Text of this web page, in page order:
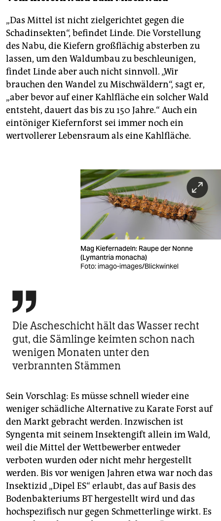
„Das Mittel ist nicht zielgerichtet gegen die
Schadinsekten“, befindet Linde. Die Vorstellung
des Nabu, die Kiefern großflächig absterben zu
lassen, um den Waldumbau zu beschleunigen,
findet Linde aber auch nicht sinnvoll. „Wir
brauchen den Wandel zu Mischwäldern“, sagt er,
„aber bevor auf einer Kahlfläche ein solcher Wald
entsteht, dauert das bis zu 150 Jahre.“ Auch ein
eintöniger Kiefernforst sei immer noch ein
wertvollerer Lebensraum als eine Kahlfläche.
Mag Kiefernadeln: Raupe der Nonne
(Lymantria monacha)
Foto: imago-images/Blickwinkel

Die Ascheschicht hält das Wasser recht
gut, die Sämlinge keimten schon nach
wenigen Monaten unter den
verbrannten Stämmen
Sein Vorschlag: Es müsse schnell wieder eine
weniger schädliche Alternative zu Karate Forst auf
den Markt gebracht werden. Inzwischen ist
Syngenta mit seinem Insektengift allein im Wald,
weil die Mittel der Wettbewerber entweder
verboten wurden oder nicht mehr hergestellt
werden. Bis vor wenigen Jahren etwa war noch das
Insektizid „Dipel ES“ erlaubt, das auf Basis des
Bodenbakteriums BT hergestellt wird und das
hochspezifisch nur gegen Schmetterlinge wirkt. Es